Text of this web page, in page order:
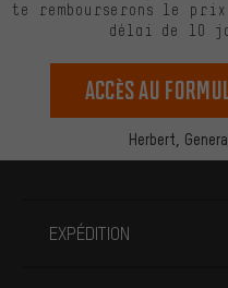
Herbert,
te rembourserons le prix
délai de 10
Accès au
EXPÉDITION